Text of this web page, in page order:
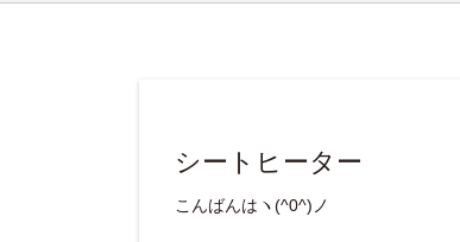
シートヒーター
こんばんはヽ(^0^)ノ